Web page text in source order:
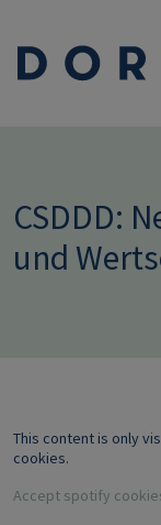
CSDDD:
und
This content is only
cookies.
Accept spotify